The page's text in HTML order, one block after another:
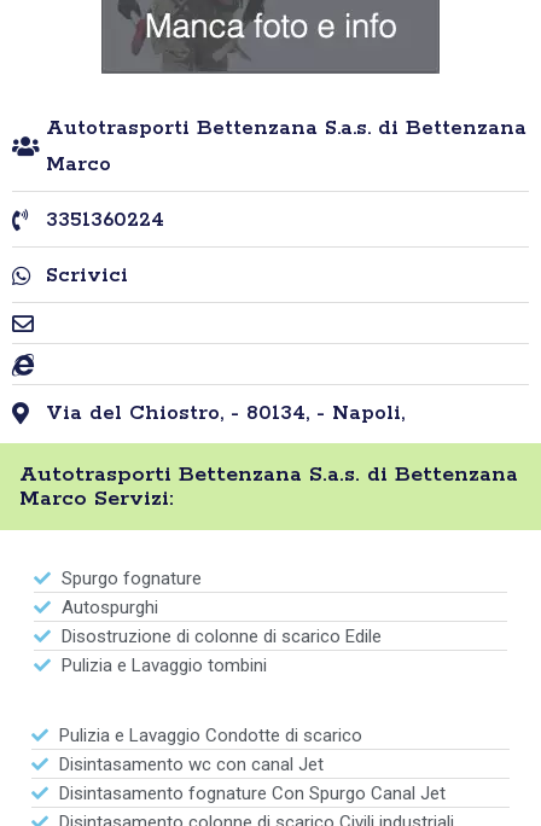
Autotrasporti Bettenzana S.a.s. di Bettenzana
Marco
3351360224
Scrivici
Via del Chiostro, - 80134, - Napoli,
Autotrasporti Bettenzana S.a.s. di Bettenzana
Marco Servizi:
Spurgo fognature
Autospurghi
Disostruzione di colonne di scarico Edile
Pulizia e Lavaggio tombini
Pulizia e Lavaggio Condotte di scarico
Disintasamento wc con canal Jet
Disintasamento fognature Con Spurgo Canal Jet